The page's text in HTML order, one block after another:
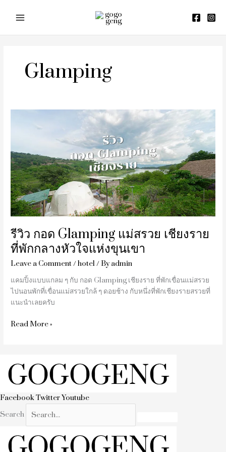
Glamping
รีวิว กอด Glamping แม่สรวย เชียงราย
ที่พักกลางหัวใจแห่งขุนเขา
Leave a Comment/hotel/ Byadmin
แคมปิ้งแบบแกลม ๆ กับ กอด Glamping เชียงราย ที่พักเขื่อนแม่สรวย
ไปนอนพักที่เขื่อนแม่สรวยใกล้ ๆ ดอยช้าง กับหนึ่งที่พักเชียงรายสรวยที่
แนะนำเลยครับ
เชียงราย
ที่พัก
กลาง
หัวใจ
แห่ง
ขุนเขา
Read More »
FacebookTwitterYoutube
Search